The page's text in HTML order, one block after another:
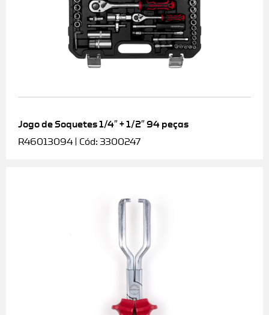
Jogo de Soquetes 1/4″ + 1/2″ 94 peças
R46013094 | Cód: 3300247